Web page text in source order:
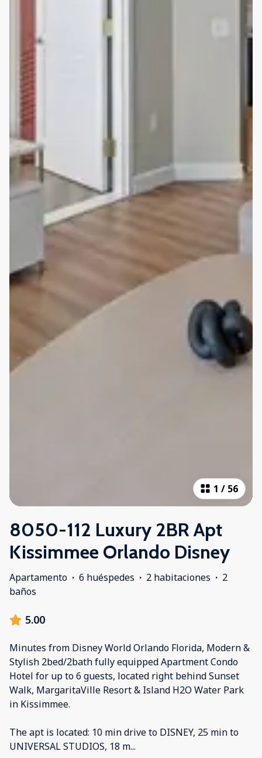
1 / 56
8050-112 Luxury 2BR Apt
Kissimmee Orlando Disney
Apartamento · 6 huéspedes · 2 habitaciones · 2
baños
5.00
Minutes from Disney World Orlando Florida, Modern &
Stylish 2bed/2bath fully equipped Apartment Condo
Hotel for up to 6 guests, located right behind Sunset
Walk, MargaritaVille Resort & Island H2O Water Park
in Kissimmee.
The apt is located: 10 min drive to DISNEY, 25 min to
UNIVERSAL STUDIOS, 18 m...